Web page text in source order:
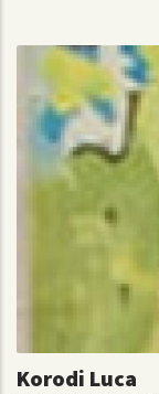
Korodi Luca